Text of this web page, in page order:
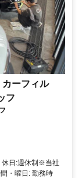
ーフィル
フ
休日:週休制※当社
・曜日: 勤務時